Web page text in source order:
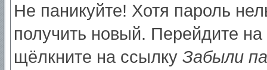
Не паникуйте! Хотя пароль
получить новый. Перейдите
щёлкните на ссылку Забыли